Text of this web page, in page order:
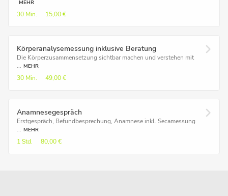
MEHR
30 Min. 15,00 €
Körperanalysemessung inklusive Beratung
Die Körperzusammensetzung sichtbar machen und verstehen mit
... MEHR
30 Min. 49,00 €
Anamnesegespräch
Erstgespräch, Befundbesprechung, Anamnese inkl. Secamessung
... MEHR
1 Std. 80,00 €